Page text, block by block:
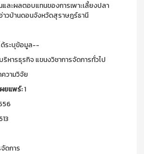
และผลตอบแทนของการเพาะเลี้ยงปลา
าวบ้านดอนจังหวัดสุราษฎร์ธานี
ด้ระบุข้อมูล--
ริหารธุรกิจ แขนงวิชาการจัดการทั่วไป
วามวิจัย
ยแพร์:1
ดการ